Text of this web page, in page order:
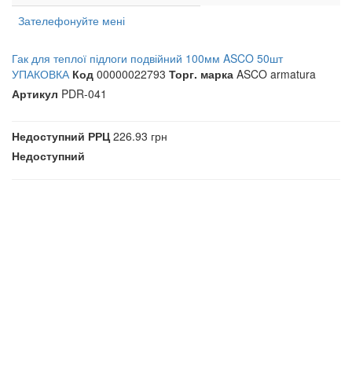
Зателефонуйте мені
Гак для теплої підлоги подвійний 100мм ASCO 50шт
УПАКОВКА Код 00000022793 Торг. марка ASCO armatura
Артикул PDR-041
Недоступний РРЦ226.93 грн
Недоступний